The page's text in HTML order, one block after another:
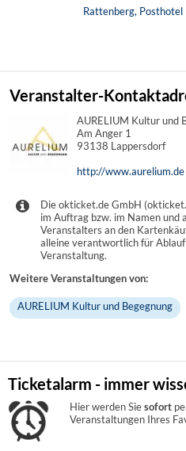
Rattenberg, Posthotel
Veranstalter-
AURELIUM Kultur und
Am Anger 1
93138 Lappersdorf
http://www.aurelium.de
Die okticket.de GmbH
im Auftrag bzw. im Namen und
Veranstalters an den
alleine verantwortlich für
Veranstaltung.
Weitere Veranstaltungen von:
AURELIUM Kultur und Begegnung
Ticketalarm - immer
Hier werden Siesofort
Veranstaltungen Ihres